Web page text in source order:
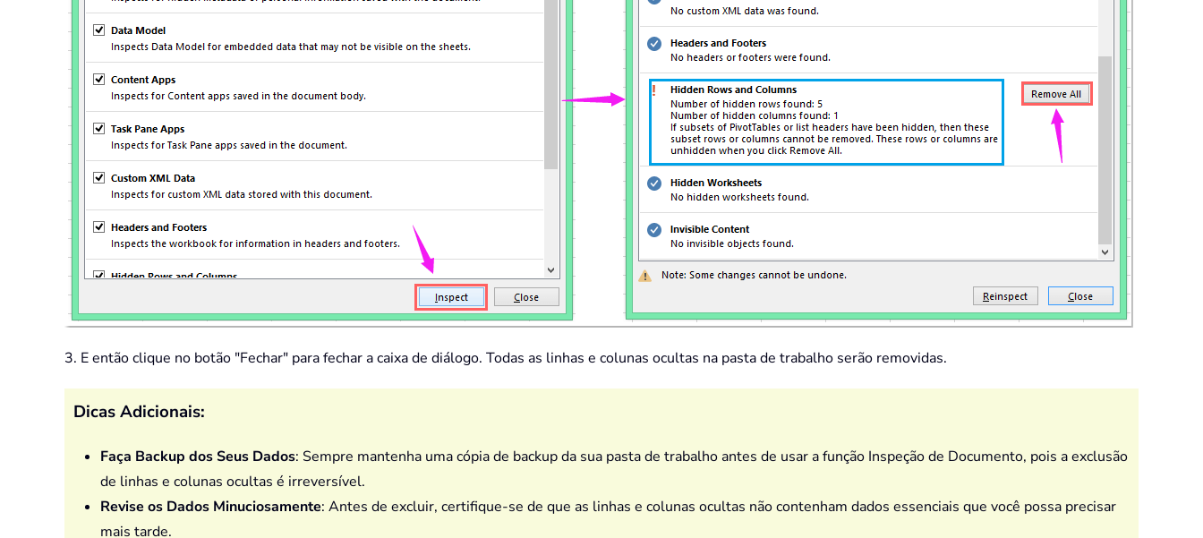
3. E então clique no botão "Fechar" para fechar a caixa de diálogo. Todas as linhas e colunas ocultas na pasta de trabalho serão removidas.
Dicas Adicionais:
Faça Backup dos Seus Dados: Sempre mantenha uma cópia de backup da sua pasta de trabalho antes de usar a função Inspeção de Documento, pois a exclusão
de linhas e colunas ocultas é irreversível.
Revise os Dados Minuciosamente: Antes de excluir, certifique-se de que as linhas e colunas ocultas não contenham dados essenciais que você possa precisar
mais tarde.